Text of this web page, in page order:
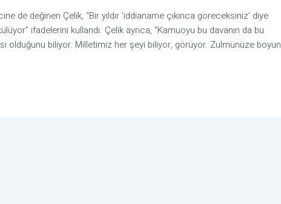
de değinen Çelik, “Bir yıldır ‘iddianame çıkınca göreceksiniz’ diye
ifadelerini kullandı. Çelik ayrıca, “Kamuoyu bu davanın da bu
olduğunu biliyor. Milletimiz her şeyi biliyor, görüyor. Zulmünüze boyun